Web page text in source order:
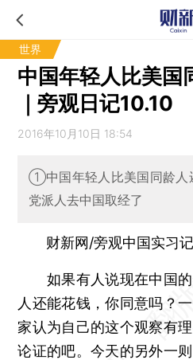
世界
中国年轻人比美国
｜旁观日记10.10
2016年10月10日 18:54
①中国年轻人比美国同龄
党派人去中国取经了
财新网/旁观中国实习
如果有人说现在中国的
人还能花钱，你同意吗？
家认为自己的这个观察有
论证的吧。今天的另外一